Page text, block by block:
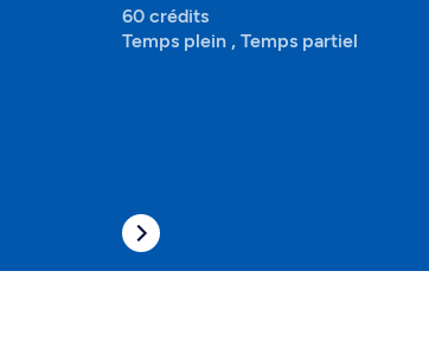
60 crédits
Temps plein , Temps partiel